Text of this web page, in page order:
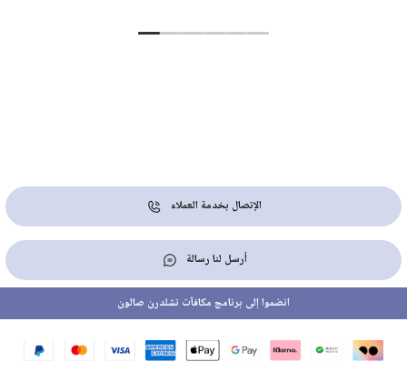
الإتصال بخدمة العملاء
أرسل لنا رسالة
انضموا إلى برنامج مكافآت تشلدرن صالون